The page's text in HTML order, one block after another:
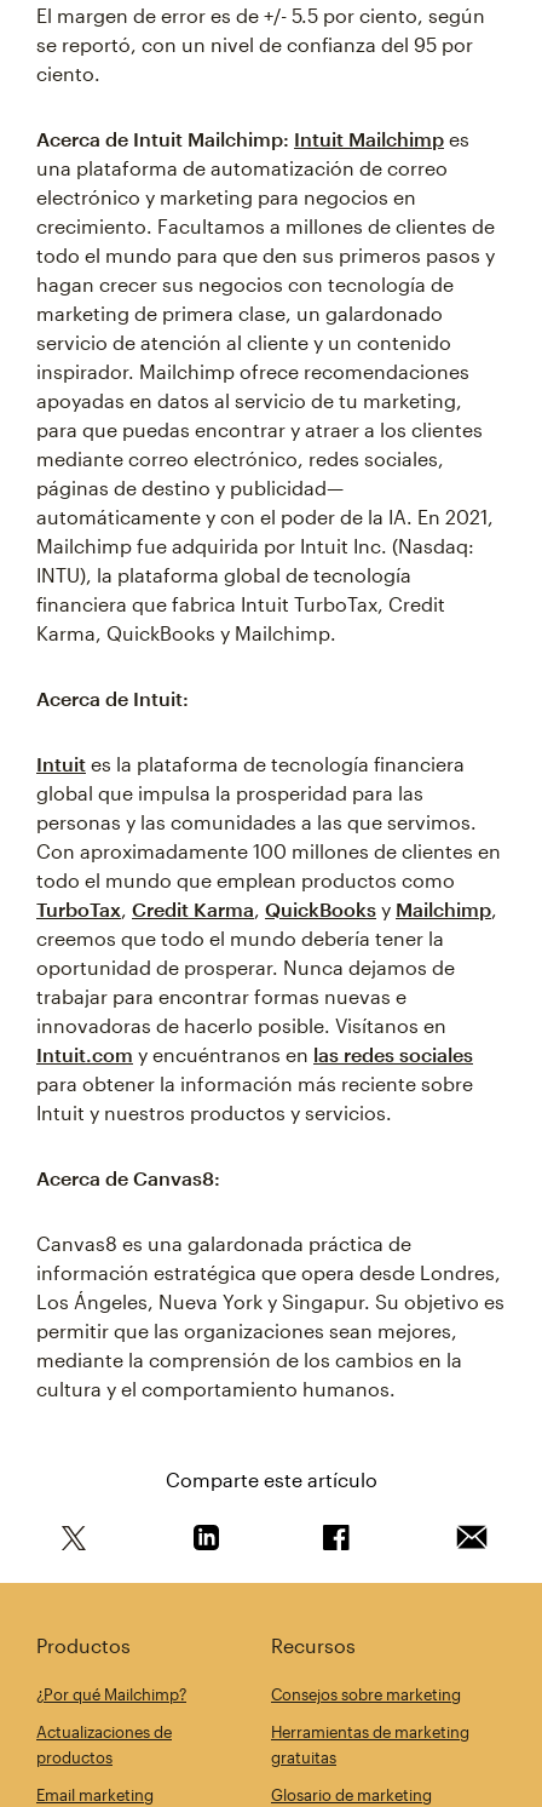
El margen de error es de +/- 5.5 por ciento, según
se reportó, con un nivel de confianza del 95 por
ciento.
Acerca de Intuit Mailchimp: Intuit Mailchimp es
una plataforma de automatización de correo
electrónico y marketing para negocios en
crecimiento. Facultamos a millones de clientes de
todo el mundo para que den sus primeros pasos y
hagan crecer sus negocios con tecnología de
marketing de primera clase, un galardonado
servicio de atención al cliente y un contenido
inspirador. Mailchimp ofrece recomendaciones
apoyadas en datos al servicio de tu marketing,
para que puedas encontrar y atraer a los clientes
mediante correo electrónico, redes sociales,
páginas de destino y publicidad—
automáticamente y con el poder de la IA. En 2021,
Mailchimp fue adquirida por Intuit Inc. (Nasdaq:
INTU), la plataforma global de tecnología
financiera que fabrica Intuit TurboTax, Credit
Karma, QuickBooks y Mailchimp.
Acerca de Intuit:
Intuit es la plataforma de tecnología financiera
global que impulsa la prosperidad para las
personas y las comunidades a las que servimos.
Con aproximadamente 100 millones de clientes en
todo el mundo que emplean productos como
TurboTax, Credit Karma, QuickBooks y Mailchimp,
creemos que todo el mundo debería tener la
oportunidad de prosperar. Nunca dejamos de
trabajar para encontrar formas nuevas e
innovadoras de hacerlo posible. Visítanos en
Intuit.com y encuéntranos en las redes sociales
para obtener la información más reciente sobre
Intuit y nuestros productos y servicios.
Acerca de Canvas8:
Canvas8 es una galardonada práctica de
información estratégica que opera desde Londres,
Los Ángeles, Nueva York y Singapur. Su objetivo es
permitir que las organizaciones sean mejores,
mediante la comprensión de los cambios en la
cultura y el comportamiento humanos.
Comparte este artículo
Productos
¿Por qué Mailchimp?
Actualizaciones de
productos
Email marketing
Recursos
Consejos sobre marketing
Herramientas de marketing
gratuitas
Glosario de marketing